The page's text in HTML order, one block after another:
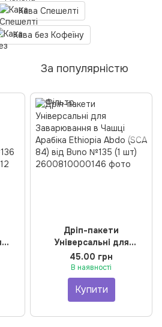
Кава Спешелті
Кава без Кофеїну
За популярністю
Дріп-пакети
Універсальні для
Заварювання в Чашці
Арабіка Ethiopia Abdo
(SCA 84) від Buno №135
(1 шт)
45.00 грн
В наявності
Купити